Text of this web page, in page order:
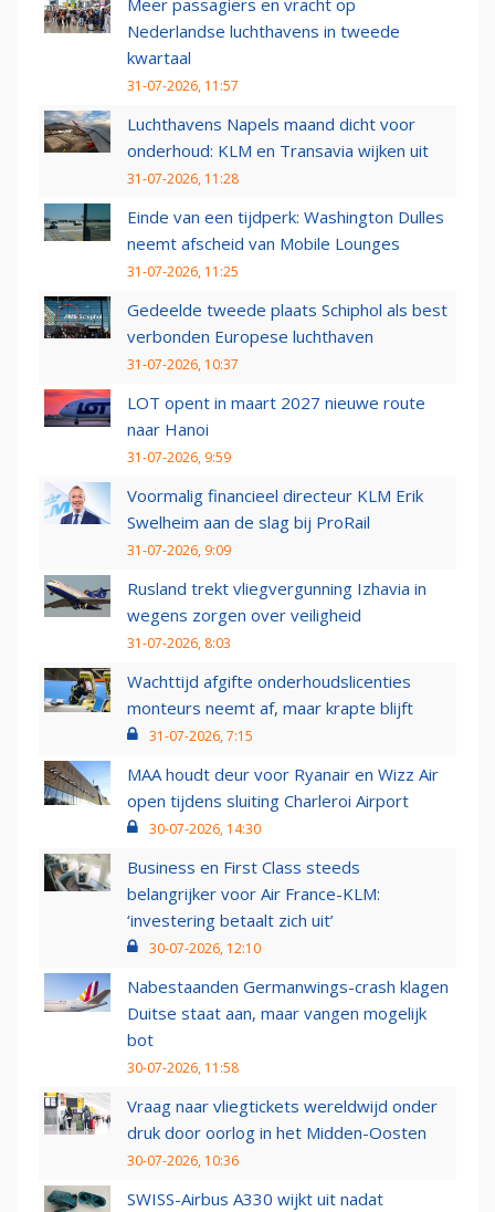
Meer passagiers en vracht op
Nederlandse luchthavens in tweede
kwartaal
31-07-2026, 11:57
Luchthavens Napels maand dicht voor
onderhoud: KLM en Transavia wijken uit
31-07-2026, 11:28
Einde van een tijdperk: Washington Dulles
neemt afscheid van Mobile Lounges
31-07-2026, 11:25
Gedeelde tweede plaats Schiphol als best
verbonden Europese luchthaven
31-07-2026, 10:37
LOT opent in maart 2027 nieuwe route
naar Hanoi
31-07-2026, 9:59
Voormalig financieel directeur KLM Erik
Swelheim aan de slag bij ProRail
31-07-2026, 9:09
Rusland trekt vliegvergunning Izhavia in
wegens zorgen over veiligheid
31-07-2026, 8:03
Wachttijd afgifte onderhoudslicenties
monteurs neemt af, maar krapte blijft
31-07-2026, 7:15
MAA houdt deur voor Ryanair en Wizz Air
open tijdens sluiting Charleroi Airport
30-07-2026, 14:30
Business en First Class steeds
belangrijker voor Air France-KLM:
‘investering betaalt zich uit’
30-07-2026, 12:10
Nabestaanden Germanwings-crash klagen
Duitse staat aan, maar vangen mogelijk
bot
30-07-2026, 11:58
Vraag naar vliegtickets wereldwijd onder
druk door oorlog in het Midden-Oosten
30-07-2026, 10:36
SWISS-Airbus A330 wijkt uit nadat